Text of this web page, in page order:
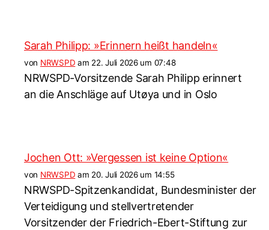
Sarah Philipp: »Erinnern heißt handeln«
von NRWSPD am 22. Juli 2026 um 07:48
NRWSPD-Vorsitzende Sarah Philipp erinnert
an die Anschläge auf Utøya und in Oslo
Jochen Ott: »Vergessen ist keine Option«
von NRWSPD am 20. Juli 2026 um 14:55
NRWSPD-Spitzenkandidat, Bundesminister der
Verteidigung und stellvertretender
Vorsitzender der Friedrich-Ebert-Stiftung zur